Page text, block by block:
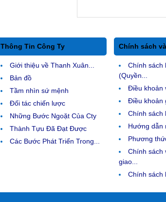
Thông Tin Công Ty
Giới thiệu về Thanh Xuân...
Bản đồ
Tầm nhìn sứ mệnh
Đối tác chiến lược
Những Bước Ngoặt Của Cty
Thành Tựu Đã Đạt Được
Các Bước Phát Triển Trong...
Chính sách
Chính sách
(Quyền...
Điều khoản
Điều khoản
Chính sách
Hướng dẫn
Phương
Chính sách
giao...
Chính sách